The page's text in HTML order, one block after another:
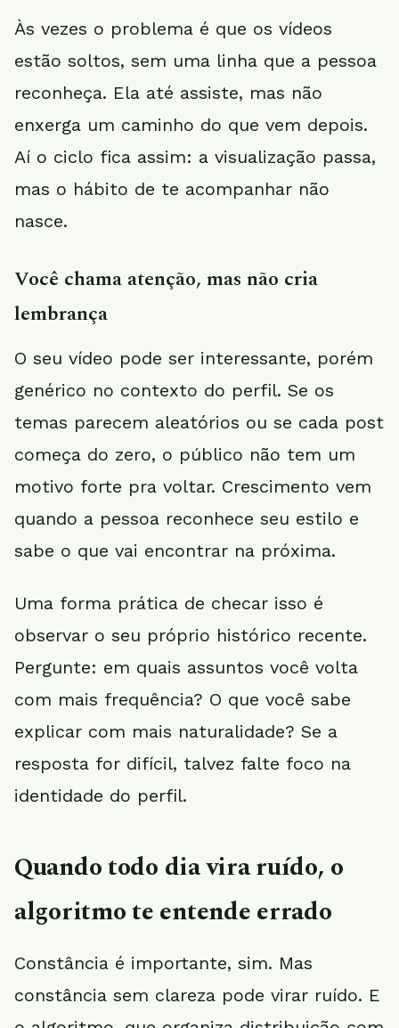
Às vezes o problema é que os vídeos
estão soltos, sem uma linha que a pessoa
reconheça. Ela até assiste, mas não
enxerga um caminho do que vem depois.
Aí o ciclo fica assim: a visualização passa,
mas o hábito de te acompanhar não
nasce.
Você chama atenção, mas não cria
lembrança
O seu vídeo pode ser interessante, porém
genérico no contexto do perfil. Se os
temas parecem aleatórios ou se cada post
começa do zero, o público não tem um
motivo forte pra voltar. Crescimento vem
quando a pessoa reconhece seu estilo e
sabe o que vai encontrar na próxima.
Uma forma prática de checar isso é
observar o seu próprio histórico recente.
Pergunte: em quais assuntos você volta
com mais frequência? O que você sabe
explicar com mais naturalidade? Se a
resposta for difícil, talvez falte foco na
identidade do perfil.
Quando todo dia vira ruído, o
algoritmo te entende errado
Constância é importante, sim. Mas
constância sem clareza pode virar ruído. E